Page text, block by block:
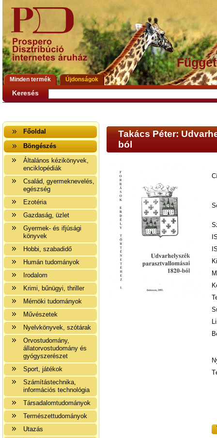
Minden termék Újdonságok
Keresés
Főoldal
Böngészés
Általános kézikönyvek,
enciklopédiák
Család, gyermeknevelés,
egészség
Ezotéria
Gazdaság, üzlet
Gyermek- és ifjúsági
könyvek
Hobbi, szabadidő
Humán tudományok
Irodalom
Krimi, bűnügyi, thriller
Mérnöki tudományok
Művészetek
Nyelvkönyvek, szótárak
Orvostudomány,
állatorvostudomány és
gyógyszerészet
Sport, játékok
Számítástechnika,
információs technológia
Társadalomtudományok
Természettudományok
Utazás
Takács Péter:
ból